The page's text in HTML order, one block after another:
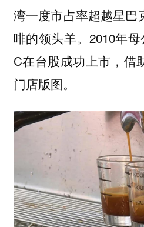
湾一度市占率超越星巴
啡的领头羊。2010年
C在台股成功上市，借
门店版图。